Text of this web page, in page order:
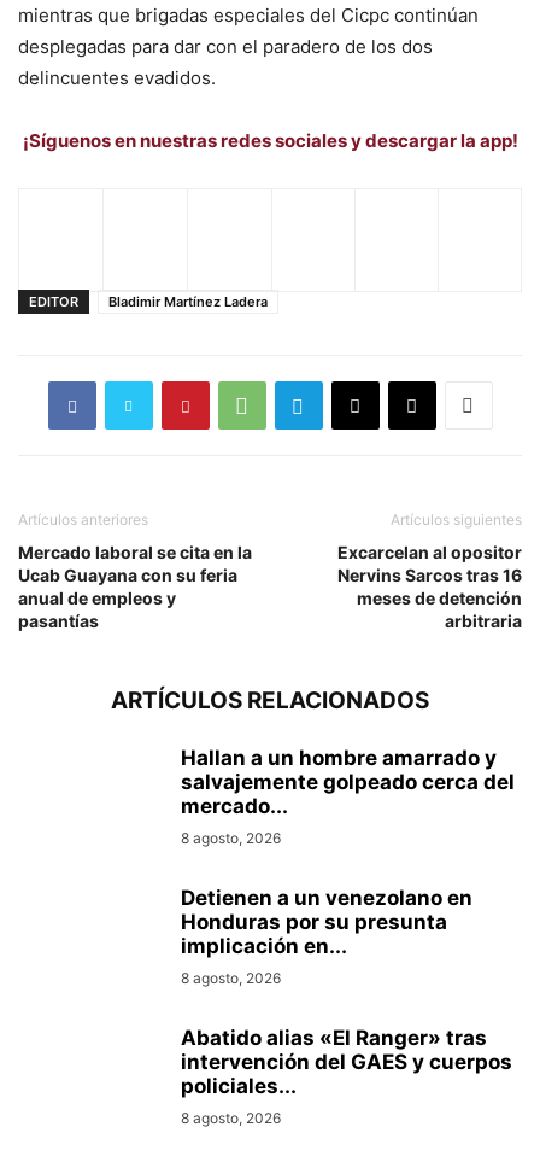
mientras que brigadas especiales del Cicpc continúan
desplegadas para dar con el paradero de los dos
delincuentes evadidos.
¡Síguenos en nuestras redes sociales y descargar la app!
EDITOR Bladimir Martínez Ladera
Artículos anteriores
Mercado laboral se cita en la
Ucab Guayana con su feria
anual de empleos y
pasantías
Artículos siguientes
Excarcelan al opositor
Nervins Sarcos tras 16
meses de detención
arbitraria
ARTÍCULOS RELACIONADOS
Hallan a un hombre amarrado y
salvajemente golpeado cerca del
mercado...
8 agosto, 2026
Detienen a un venezolano en
Honduras por su presunta
implicación en...
8 agosto, 2026
Abatido alias «El Ranger» tras
intervención del GAES y cuerpos
policiales...
8 agosto, 2026